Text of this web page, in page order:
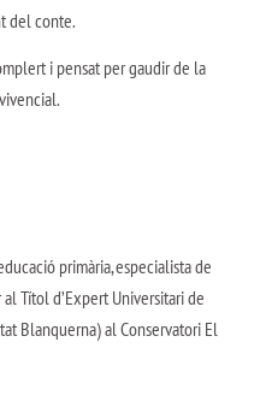
del conte.
i pensat per gaudir de la
primària, especialista de
Títol d’Expert Universitari de
Blanquerna) al Conservatori El